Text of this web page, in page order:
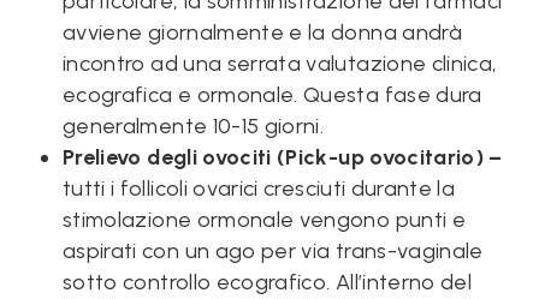
avviene giornalmente e la donna andrà
incontro ad una serrata valutazione clinica,
ecografica e ormonale. Questa fase dura
generalmente 10-15 giorni.
Prelievo degli ovociti (Pick-up ovocitario) –
tutti i follicoli ovarici cresciuti durante la
stimolazione ormonale vengono punti e
aspirati con un ago per via trans-vaginale
sotto controllo ecografico. All’interno del